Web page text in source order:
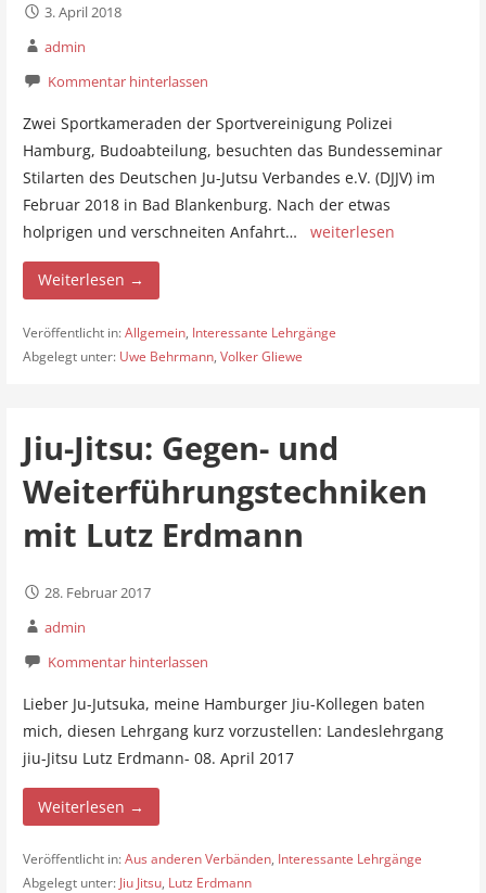
3. April 2018
admin
Kommentar hinterlassen
Zwei Sportkameraden der Sportvereinigung Polizei
Hamburg, Budoabteilung, besuchten das Bundesseminar
Stilarten des Deutschen Ju-Jutsu Verbandes e.V. (DJJV) im
Februar 2018 in Bad Blankenburg. Nach der etwas
holprigen und verschneiten Anfahrt… weiterlesen
Weiterlesen →
Veröffentlicht in:Allgemein, Interessante Lehrgänge
Abgelegt unter: Uwe Behrmann, Volker Gliewe
Jiu-Jitsu: Gegen- und
Weiterführungstechniken
mit Lutz Erdmann
28. Februar 2017
admin
Kommentar hinterlassen
Lieber Ju-Jutsuka, meine Hamburger Jiu-Kollegen baten
mich, diesen Lehrgang kurz vorzustellen: Landeslehrgang
jiu-Jitsu Lutz Erdmann- 08. April 2017
Weiterlesen →
Veröffentlicht in:Aus anderen Verbänden, Interessante Lehrgänge
Abgelegt unter: Jiu Jitsu, Lutz Erdmann